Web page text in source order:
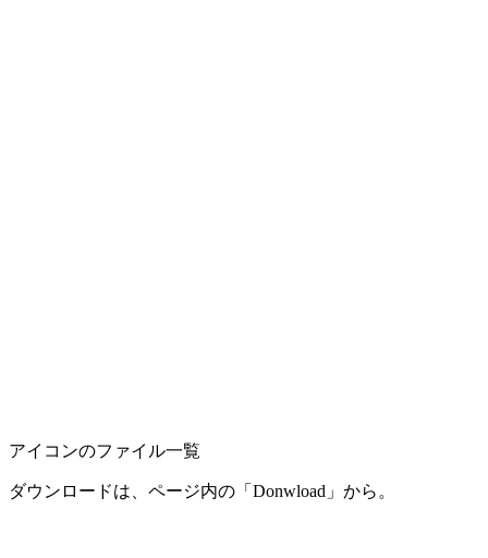
アイコンのファイル一覧
ダウンロードは、ページ内の「Donwload」から。